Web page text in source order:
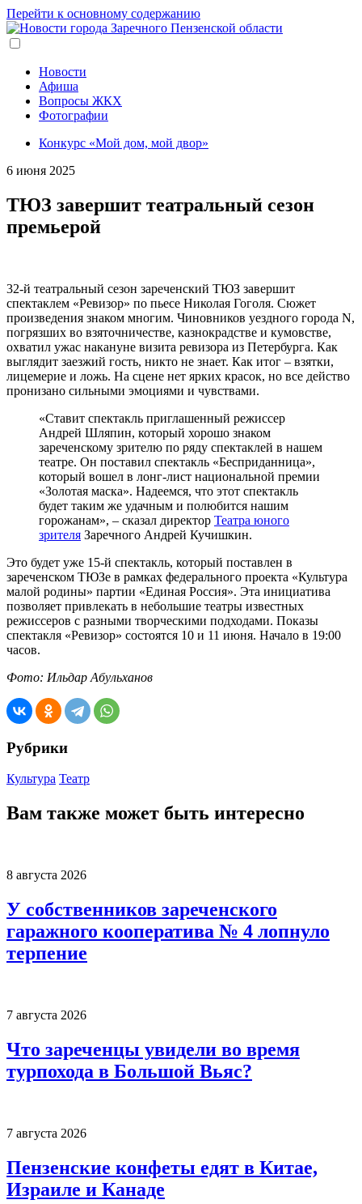
Перейти к основному содержанию
Новости
Афиша
Вопросы ЖКХ
Фотографии
Конкурс «Мой дом, мой двор»
6 июня 2025
ТЮЗ завершит театральный сезон
премьерой
32-й театральный сезон зареченский ТЮЗ завершит
спектаклем «Ревизор» по пьесе Николая Гоголя. Сюжет
произведения знаком многим. Чиновников уездного города N,
погрязших во взяточничестве, казнокрадстве и кумовстве,
охватил ужас накануне визита ревизора из Петербурга. Как
выглядит заезжий гость, никто не знает. Как итог – взятки,
лицемерие и ложь. На сцене нет ярких красок, но все действо
пронизано сильными эмоциями и чувствами.
«Ставит спектакль приглашенный режиссер
Андрей Шляпин, который хорошо знаком
зареченскому зрителю по ряду спектаклей в нашем
театре. Он поставил спектакль «Бесприданница»,
который вошел в лонг-лист национальной премии
«Золотая маска». Надеемся, что этот спектакль
будет таким же удачным и полюбится нашим
горожанам», – сказал директор Театра юного
зрителя Заречного Андрей Кучишкин.
Это будет уже 15-й спектакль, который поставлен в
зареченском ТЮЗе в рамках федерального проекта «Культура
малой родины» партии «Единая Россия». Эта инициатива
позволяет привлекать в небольшие театры известных
режиссеров с разными творческими подходами. Показы
спектакля «Ревизор» состоятся 10 и 11 июня. Начало в 19:00
часов.
Фото: Ильдар Абульханов
Рубрики
Культура Театр
Вам также может быть интересно
8 августа 2026
У собственников зареченского
гаражного кооператива № 4 лопнуло
терпение
7 августа 2026
Что зареченцы увидели во время
турпохода в Большой Вьяс?
7 августа 2026
Пензенские конфеты едят в Китае,
Израиле и Канаде